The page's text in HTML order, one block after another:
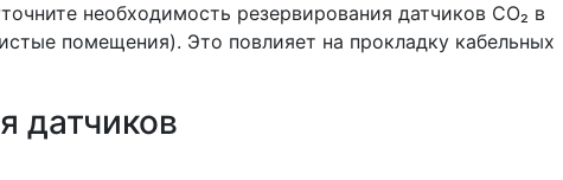
необходимость резервирования датчиков CO₂ в
помещения). Это повлияет на прокладку кабельных
датчиков